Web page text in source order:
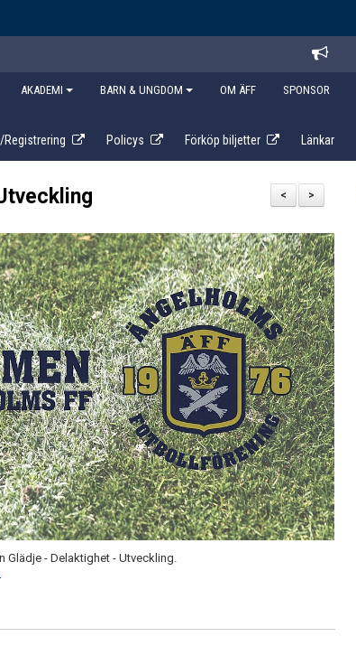
AKADEMI BARN & UNGDOM OM ÄFF SPONSOR
Registrering Policys Förköp biljetter Länkar
>
<
Glädje - Delaktighet - Utveckling.